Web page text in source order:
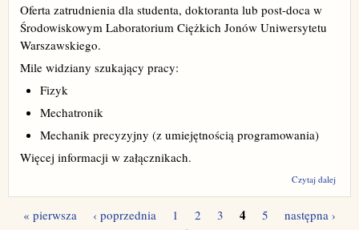
Oferta zatrudnienia dla studenta, doktoranta lub post-doca w
Środowiskowym Laboratorium Ciężkich Jonów Uniwersytetu
Warszawskiego.
Mile widziany szukający pracy:
Fizyk
Mechatronik
Mechanik precyzyjny (z umiejętnością programowania)
Więcej informacji w załącznikach.
Czytaj dalej
« pierwsza ‹ poprzednia 1 2 3 4 5
następna ›